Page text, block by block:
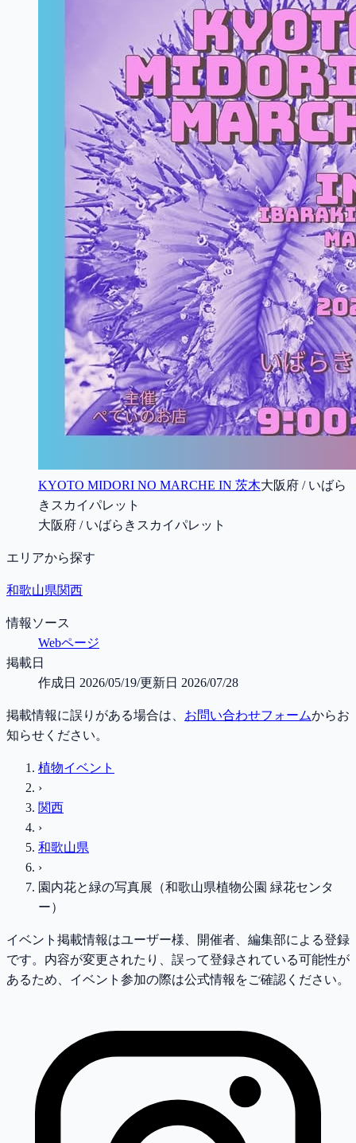
KYOTO MIDORI NO MARCHE IN 茨木大阪府 / いばら
きスカイパレット
大阪府 / いばらきスカイパレット
エリアから探す
和歌山県関西
情報ソース
Webページ
掲載日
作成日 2026/05/19/更新日 2026/07/28
掲載情報に誤りがある場合は、 お問い合わせフォームからお
知らせください。
植物イベント
›
関西
›
和歌山県
›
園内花と緑の写真展（和歌山県植物公園 緑花センタ
ー）
イベント掲載情報はユーザー様、開催者、編集部による登録
です。内容が変更されたり、誤って登録されている可能性が
あるため、イベント参加の際は公式情報をご確認ください。